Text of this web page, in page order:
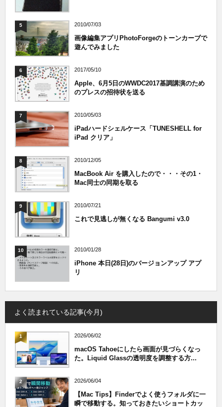
5 2010/07/03
画像編集アプリPhotoForgeのトーンカーブで
遊んでみました
6 2017/05/10
Apple、6月5日のWWDC2017基調講演のため
のプレスの招待状を送る
7 2010/05/03
iPadハードシェルケース「TUNESHELL for
iPad クリア」
8 2010/12/05
MacBook Air を購入したので・・・その1・
Mac同士の同期を取る
9 2010/07/21
これで見逃しが無くなる Bangumi v3.0
10 2010/01/28
iPhone 本日(28日)のバージョンアップ アプ
リ
よく読まれている記事(今月)
1 2026/06/02
macOS Tahoeにしたら画面が見づらくなっ
た。Liquid Glassの透明度を調整する方...
2 2026/06/04
【Mac Tips】Finderでよく使うフォルダに一
瞬で移動する。知っておきたいショートカッ